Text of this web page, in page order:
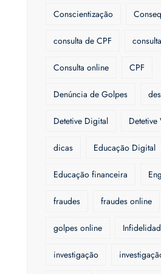
Conscientização
consulta de CPF
Consulta online CPF
Denúncia de Golpes
Detetive Digital Detetive
dicas Educação Digital
Educação financeira
fraudes fraudes online
golpes online
investigação